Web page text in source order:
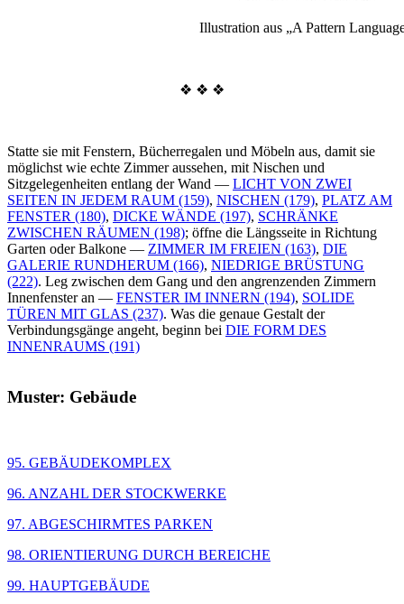
Illustration aus „A Pattern
❖ ❖ ❖
Statte sie mit Fenstern, Bücherregalen und Möbeln aus, damit sie
möglichst wie echte Zimmer aussehen, mit Nischen und
Sitzgelegenheiten entlang der Wand — LICHT VON ZWEI
SEITEN IN JEDEM RAUM (159), NISCHEN (179), PLATZ AM
FENSTER (180), DICKE WÄNDE (197), SCHRÄNKE
ZWISCHEN RÄUMEN (198); öffne die Längsseite in Richtung
Garten oder Balkone — ZIMMER IM FREIEN (163), DIE
GALERIE RUNDHERUM (166), NIEDRIGE BRÜSTUNG
(222). Leg zwischen dem Gang und den angrenzenden Zimmern
Innenfenster an — FENSTER IM INNERN (194), SOLIDE
TÜREN MIT GLAS (237). Was die genaue Gestalt der
Verbindungsgänge angeht, beginn bei DIE FORM DES
INNENRAUMS (191)
Muster: Gebäude
95. GEBÄUDEKOMPLEX
96. ANZAHL DER STOCKWERKE
97. ABGESCHIRMTES PARKEN
98. ORIENTIERUNG DURCH BEREICHE
99. HAUPTGEBÄUDE